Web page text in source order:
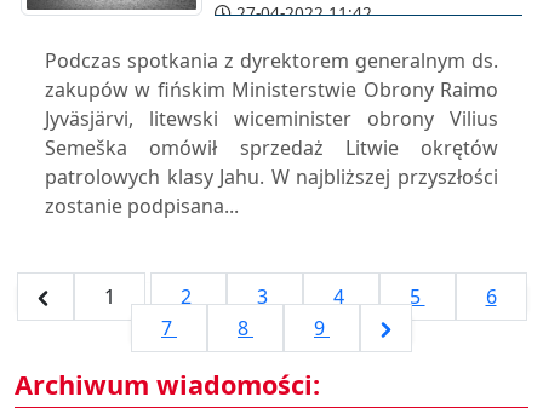
27-04-2022 11:42
Podczas spotkania z dyrektorem generalnym ds.
zakupów w fińskim Ministerstwie Obrony Raimo
Jyväsjärvi, litewski wiceminister obrony Vilius
Semeška omówił sprzedaż Litwie okrętów
patrolowych klasy Jahu. W najbliższej przyszłości
zostanie podpisana...
1 2 3 4 5
6
7
8 9
Archiwum wiadomości: